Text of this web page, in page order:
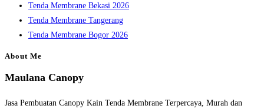
Tenda Membrane Bekasi 2026
Tenda Membrane Tangerang
Tenda Membrane Bogor 2026
About Me
Maulana Canopy
Jasa Pembuatan Canopy Kain Tenda Membrane Terpercaya, Murah dan